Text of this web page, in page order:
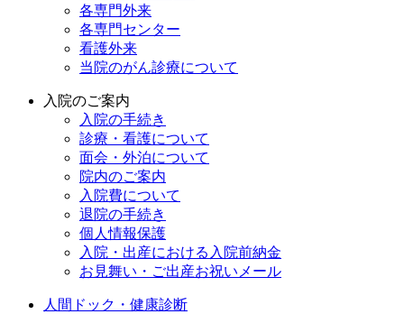
各専門外来
各専門センター
看護外来
当院のがん診療について
入院のご案内
入院の手続き
診療・看護について
面会・外泊について
院内のご案内
入院費について
退院の手続き
個人情報保護
入院・出産における入院前納金
お見舞い・ご出産お祝いメール
人間ドック・健康診断